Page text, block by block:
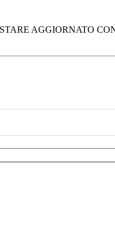
AGGIORNATO